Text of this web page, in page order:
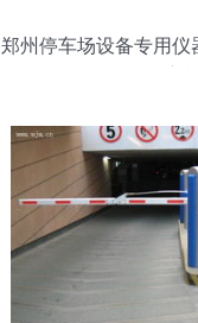
郑州停车场设备专用仪